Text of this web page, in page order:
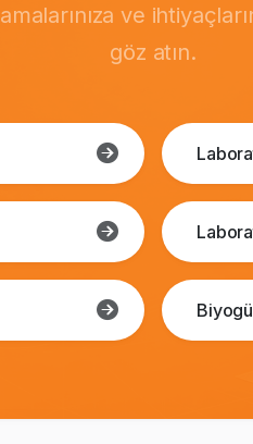
ve
göz atın.